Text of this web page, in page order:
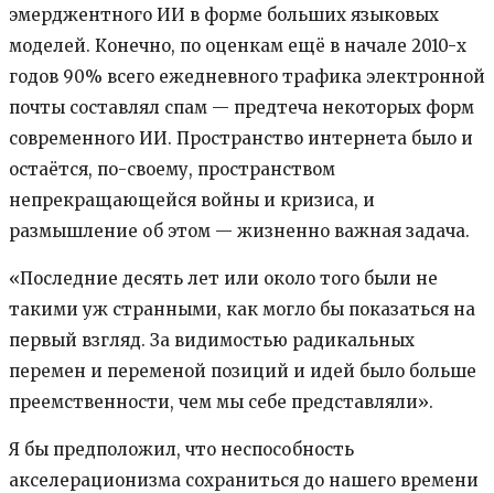
эмерджентного ИИ в форме больших языковых
моделей. Конечно, по оценкам ещё в начале 2010-х
годов 90% всего ежедневного трафика электронной
почты составлял спам — предтеча некоторых форм
современного ИИ. Пространство интернета было и
остаётся, по-своему, пространством
непрекращающейся войны и кризиса, и
размышление об этом — жизненно важная задача.
«Последние десять лет или около того были не
такими уж странными, как могло бы показаться на
первый взгляд. За видимостью радикальных
перемен и переменой позиций и идей было больше
преемственности, чем мы себе представляли».
Я бы предположил, что неспособность
акселерационизма сохраниться до нашего времени